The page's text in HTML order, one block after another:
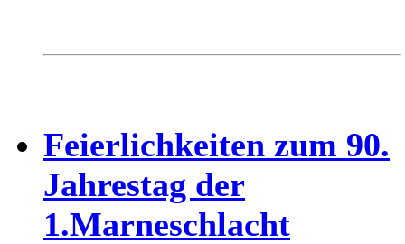
Feierlichkeiten zum 90.
Jahrestag der
1.Marneschlacht